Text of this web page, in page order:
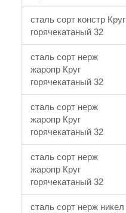
сталь сорт констр Круг
горячекатаный 32
сталь сорт нерж
жаропр Круг
горячекатаный 32
сталь сорт нерж
жаропр Круг
горячекатаный 32
сталь сорт нерж
жаропр Круг
горячекатаный 32
сталь сорт нерж никел